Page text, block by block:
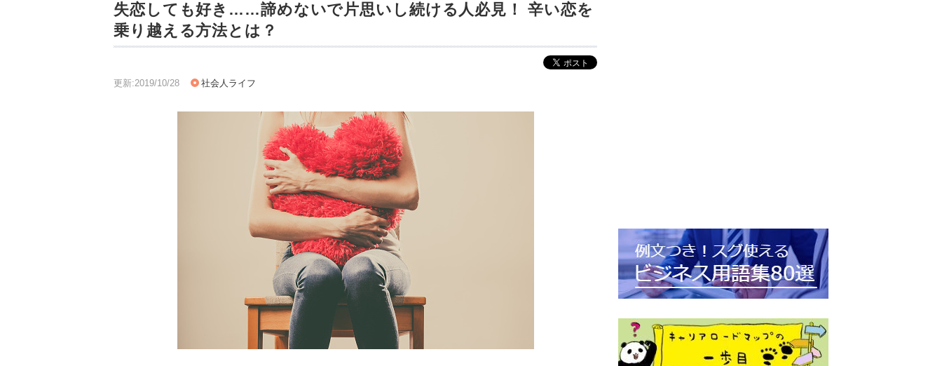
失恋しても好き……諦めないで片思いし続ける人必見！ 辛い恋を
乗り越える方法とは？
更新:2019/10/28 社会人ライフ